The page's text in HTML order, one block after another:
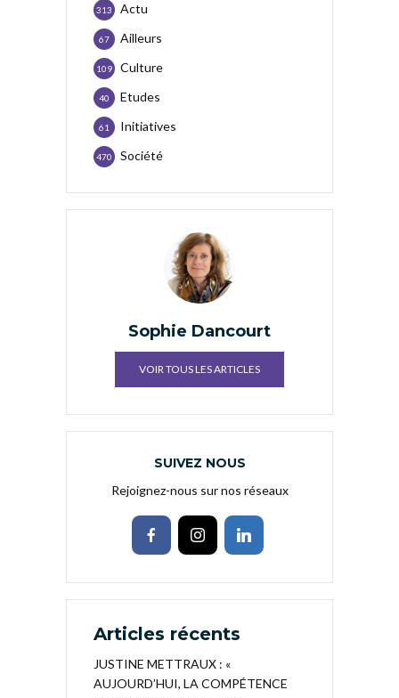
Actu
313
Ailleurs
67
Culture
109
Etudes
40
Initiatives
61
Société
470
Sophie Dancourt
VOIR TOUS LES ARTICLES
SUIVEZ NOUS
Rejoignez-nous sur nos réseaux
Articles récents
JUSTINE METTRAUX : «
AUJOURD’HUI, LA COMPÉTENCE